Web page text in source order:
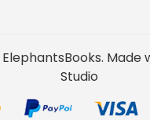
Made
Studio